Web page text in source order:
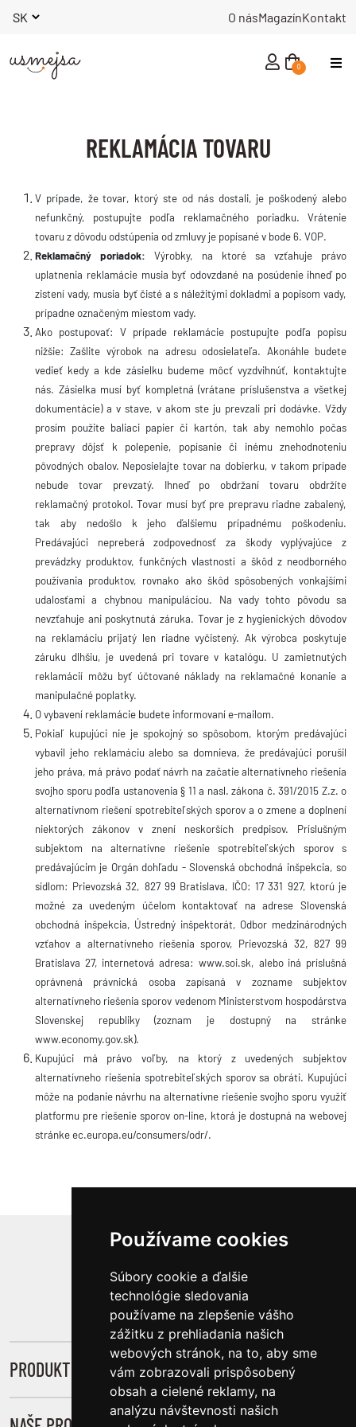
Používame cookies
Súbory cookie a ďalšie
technológie sledovania
používame na zlepšenie vášho
zážitku z prehliadania našich
webových stránok, na to, aby sme
vám zobrazovali prispôsobený
obsah a cielené reklamy, na
analýzu návštevnosti našich
O násMagazínKontakt
ŽENY
KNIHY
LOG IN
Nie ste členom? Zaregistrujte sa.
0
REKLAMÁCIA TOVARU
V prípade, že tovar, ktorý ste od nás dostali, je poškodený alebo
nefunkčný, postupujte podľa reklamačného poriadku. Vrátenie
tovaru z dôvodu odstúpenia od zmluvy je popísané v bode 6. VOP.
Reklamačný poriadok: Výrobky, na ktoré sa vzťahuje právo
uplatnenia reklamácie musia byť odovzdané na posúdenie ihneď po
zistení vady, musia byť čisté a s náležitými dokladmi a popisom vady,
prípadne označeným miestom vady.
Ako postupovať:
V prípade reklamácie postupujte podľa popisu
nižšie: Zašlite výrobok na adresu odosielateľa. Akonáhle budete
vedieť kedy a kde zásielku budeme môcť vyzdvihnúť, kontaktujte
nás. Zásielka musí byť kompletná (vrátane príslušenstva a všetkej
dokumentácie) a v stave, v akom ste ju prevzali pri dodávke. Vždy
prosím použite baliaci papier či kartón, tak aby nemohlo počas
prepravy dôjsť k polepenie, popísanie či inému znehodnoteniu
pôvodných obalov. Neposielajte tovar na dobierku, v takom prípade
nebude tovar prevzatý. Ihneď po obdržaní tovaru obdržíte
reklamačný protokol. Tovar musí byť pre prepravu riadne zabalený,
tak aby nedošlo k jeho ďalšiemu prípadnému poškodeniu.
Predávajúci nepreberá zodpovednosť za škody vyplývajúce z
prevádzky produktov, funkčných vlastností a škôd z neodborného
používania produktov, rovnako ako škôd spôsobených vonkajšími
udalosťami a chybnou manipuláciou. Na vady tohto pôvodu sa
nevzťahuje ani poskytnutá záruka. Tovar je z hygienických dôvodov
na reklamáciu prijatý len riadne vyčistený. Ak výrobca poskytuje
záruku dlhšiu, je uvedená pri tovare v katalógu. U zamietnutých
reklamácií môžu byť účtované náklady na reklamačné konanie a
manipulačné poplatky.
O vybavení reklamácie budete informovaní e-mailom.
Pokiaľ kupujúci nie je spokojný so spôsobom, ktorým predávajúci
vybavil jeho reklamáciu alebo sa domnieva, že predávajúci porušil
jeho práva, má právo podať návrh na začatie alternatívneho riešenia
svojho sporu podľa ustanovenia § 11 a nasl. zákona č. 391/2015 Z.z. o
alternatívnom riešení spotrebiteľských sporov a o zmene a doplnení
niektorých zákonov v znení neskorších predpisov. Príslušným
subjektom na alternatívne riešenie spotrebiteľských sporov s
predávajúcim je Orgán dohľadu - Slovenská obchodná inšpekcia, so
sídlom: Prievozská 32, 827 99 Bratislava, IČO: 17 331 927, ktorú je
možné za uvedeným účelom kontaktovať na adrese Slovenská
obchodná inšpekcia, Ústredný inšpektorát, Odbor medzinárodných
vzťahov a alternatívneho riešenia sporov, Prievozská 32, 827 99
Bratislava 27, internetová adresa: www.soi.sk, alebo iná príslušná
oprávnená právnická osoba zapísaná v zozname subjektov
alternatívneho riešenia sporov vedenom Ministerstvom hospodárstva
Slovenskej republiky (zoznam je dostupný na stránke
www.economy.gov.sk).
Kupujúci má právo voľby, na ktorý z uvedených subjektov
alternatívneho riešenia spotrebiteľských sporov sa obráti. Kupujúci
môže na podanie návrhu na alternatívne riešenie svojho sporu využiť
platformu pre riešenie sporov on-line, ktorá je dostupná na webovej
stránke ec.europa.eu/consumers/odr/.
PRODUKTY